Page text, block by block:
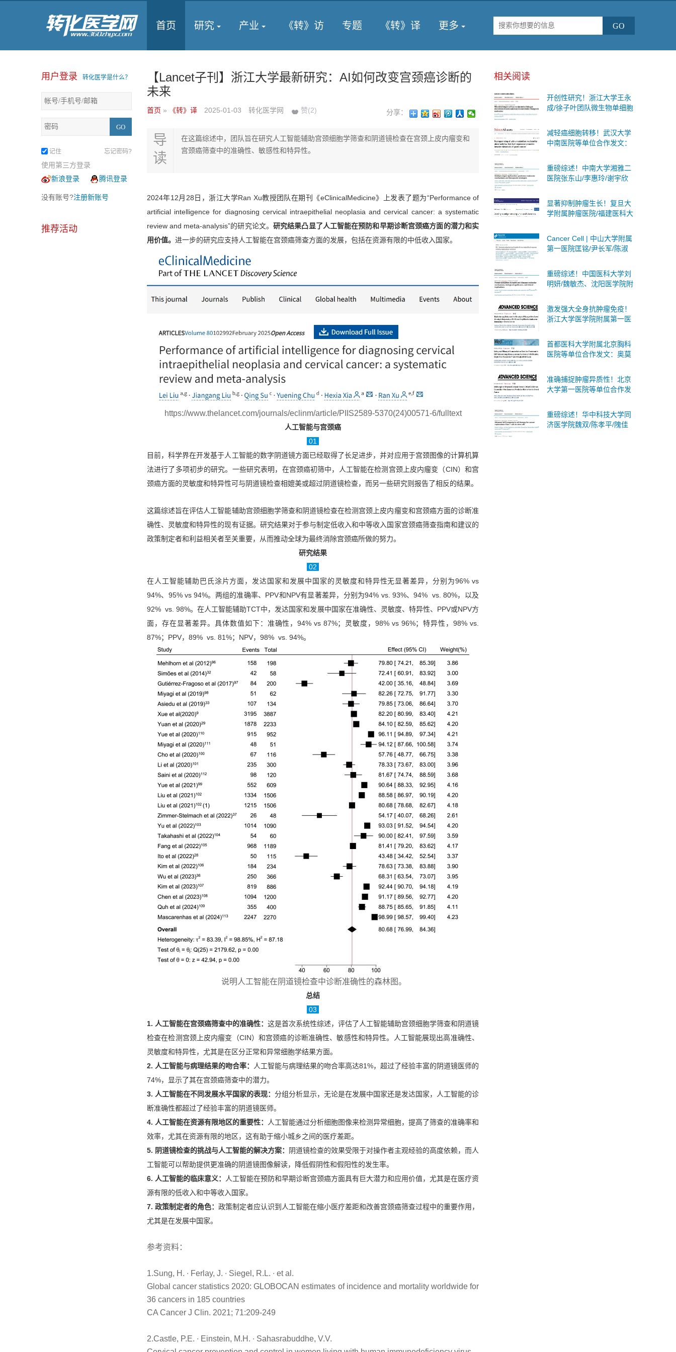
首页 研究 产业 《转》访 专题 《转》译 更多
用户登录 转化医学是什么？
记住 忘记密码?
使用第三方登录
新浪登录
腾讯登录
没有账号?注册新账号
推荐活动
【Lancet子刊】浙江大学最新研究：AI如何改变宫颈癌诊断的
未来
首页 » 《转》译 2025-01-03 转化医学网 赞(2) 分享：
导
读
在这篇综述中，团队旨在研究人工智能辅助宫颈细胞学筛查和阴道镜检查在宫颈上皮内瘤变和
宫颈癌筛查中的准确性、敏感性和特异性。
2024年12月28日，浙江大学Ran Xu教授团队在期刊《eClinicalMedicine》上发表了题为“Performance of
artificial intelligence for diagnosing cervical intraepithelial neoplasia and cervical cancer: a systematic
review and meta-analysis”的研究论文。 研究结果凸显了人工智能在预防和早期诊断宫颈癌方面的潜力和实
用价值。 进一步的研究应支持人工智能在宫颈癌筛查方面的发展，包括在资源有限的中低收入国家。
https://www.thelancet.com/journals/eclinm/article/PIIS2589-5370(24)00571-6/fulltext
人工智能与宫颈癌
01
目前，科学界在开发基于人工智能的数字阴道镜方面已经取得了长足进步，并对应用于宫颈图像的计算机算
法进行了多项初步的研究。一些研究表明，在宫颈癌初筛中，人工智能在检测宫颈上皮内瘤变（CIN）和宫
颈癌方面的灵敏度和特异性可与阴道镜检查相媲美或超过阴道镜检查，而另一些研究则报告了相反的结果。
这篇综述旨在评估人工智能辅助宫颈细胞学筛查和阴道镜检查在检测宫颈上皮内瘤变和宫颈癌方面的诊断准
确性、灵敏度和特异性的现有证据。研究结果对于参与制定低收入和中等收入国家宫颈癌筛查指南和建议的
政策制定者和利益相关者至关重要，从而推动全球为最终消除宫颈癌所做的努力。
研究结果
02
在人工智能辅助巴氏涂片方面，发达国家和发展中国家的灵敏度和特异性无显著差异，分别为96% vs
94%、95% vs 94%。两组的准确率、PPV和NPV有显著差异，分别为94% vs. 93%、94% vs. 80%，以及
92% vs. 98%。在人工智能辅助TCT中，发达国家和发展中国家在准确性、灵敏度、特异性、PPV或NPV方
面，存在显著差异。具体数值如下：准确性，94% vs 87%；灵敏度，98% vs 96%；特异性，98% vs.
87%；PPV，89% vs. 81%；NPV，98% vs. 94%。
说明人工智能在阴道镜检查中诊断准确性的森林图。
总结
03
1. 人工智能在宫颈癌筛查中的准确性： 这是首次系统性综述，评估了人工智能辅助宫颈细胞学筛查和阴道镜
检查在检测宫颈上皮内瘤变（CIN）和宫颈癌的诊断准确性、敏感性和特异性。人工智能展现出高准确性、
灵敏度和特异性，尤其是在区分正常和异常细胞学结果方面。
2. 人工智能与病理结果的吻合率：
人工智能与病理结果的吻合率高达81%，超过了经验丰富的阴道镜医师的
74%，显示了其在宫颈癌筛查中的潜力。
3. 人工智能在不同发展水平国家的表现： 分组分析显示，无论是在发展中国家还是发达国家，人工智能的诊
断准确性都超过了经验丰富的阴道镜医师。
4. 人工智能在资源有限地区的重要性：
人工智能通过分析细胞图像来检测异常细胞，提高了筛查的准确率和
效率，尤其在资源有限的地区，这有助于缩小城乡之间的医疗差距。
5. 阴道镜检查的挑战与人工智能的解决方案：
阴道镜检查的效果受限于对操作者主观经验的高度依赖，而人
工智能可以帮助提供更准确的阴道镜图像解读，降低假阴性和假阳性的发生率。
6. 人工智能的临床意义：
人工智能在预防和早期诊断宫颈癌方面具有巨大潜力和应用价值，尤其是在医疗资
源有限的低收入和中等收入国家。
7. 政策制定者的角色： 政策制定者应认识到人工智能在缩小医疗差距和改善宫颈癌筛查过程中的重要作用，
尤其是在发展中国家。
参考资料：
1.Sung, H. ∙ Ferlay, J. ∙ Siegel, R.L. ∙ et al.
Global cancer statistics 2020: GLOBOCAN estimates of incidence and mortality worldwide for
36 cancers in 185 countries
CA Cancer J Clin. 2021; 71:209-249
2.Castle, P.E. ∙ Einstein, M.H. ∙ Sahasrabuddhe, V.V.
相关阅读
开创性研究！浙江大学王永
成/徐子叶团队微生物单细胞
差异”与糖尿病代谢变化的内
在联系
减轻癌细胞转移！武汉大学
中南医院等单位合作发文：
策略
重磅综述！中南大学湘雅二
医院张东山/李惠玲/谢宇欣
碍综合征：分子机制与治疗
策略
显著抑制肿瘤生长！复旦大
学附属肿瘤医院/福建医科大
治疗的潜在靶点
Cancer Cell | 中山大学附属
第一医院匡铭/尹长军/陈淑
激活局部乙肝病毒B细胞应
答
重磅综述！中国医科大学刘
明妍/魏敏杰、沈阳医学院附
述蛋白质乳酸化：分子机
制、生物学意义及临床意义
激发强大全身抗肿瘤免疫！
浙江大学医学院附属第一医
疗联合疗法
首都医科大学附属北京胸科
医院等单位合作发文：奥莫
的安全性和有效性
准确捕捉肿瘤异质性！北京
大学第一医院等单位合作发
生物库
重磅综述！华中科技大学同
济医学院魏双/陈孝平/隗佳